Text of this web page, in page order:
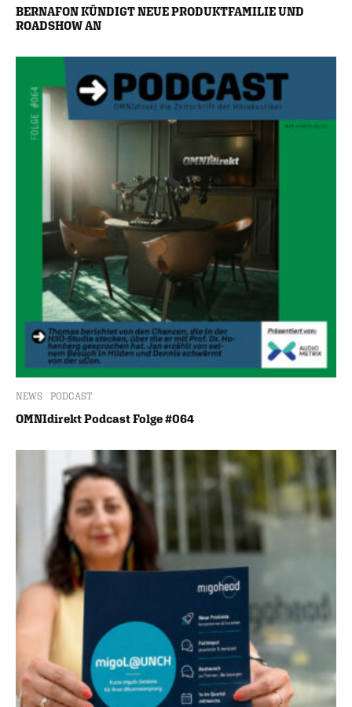
BERNAFON KÜNDIGT NEUE PRODUKTFAMILIE UND
ROADSHOW AN
NEWS PODCAST
OMNIdirekt Podcast Folge #064